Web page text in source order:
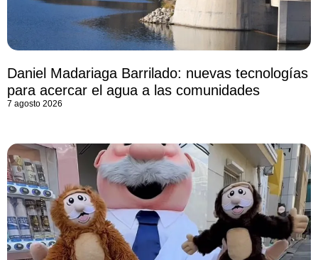
Daniel Madariaga Barrilado: nuevas tecnologías
para acercar el agua a las comunidades
7 agosto 2026